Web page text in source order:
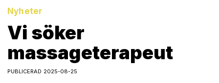
Nyheter
Vi söker
massageterapeut
PUBLICERAD 2025-08-25